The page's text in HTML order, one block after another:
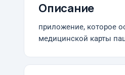
Описание
приложение, которое
медицинской карты